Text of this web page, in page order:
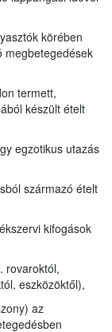
körében
megbetegedések
termett,
készült ételt
egzotikus utazás
származó ételt
kifogások
rovaroktól,
eszközöktől),
az